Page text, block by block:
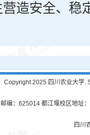
造安全、稳
Copyright 2025 四川农业大学.
编：625014 都江堰校区地址
四川